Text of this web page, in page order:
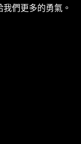
們更多的勇氣。